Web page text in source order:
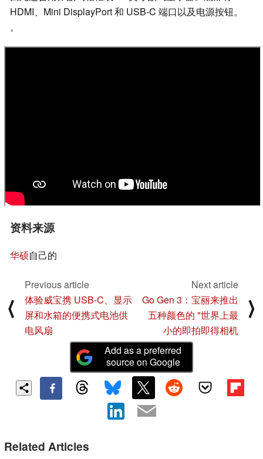
HDMI、Mini DisplayPort 和 USB-C 端口以及电源按钮。
。
资料来源
华硕自己的
⟨
Previous article
体验威宝携 USB-C、显示
屏和水箱的便携式电池供
电风扇
Next article
Go Gen 3：宝丽来推出
五种颜色的 "世界上最
小的即拍即得相机
⟩
Add as a preferred
source on Google
Related Articles